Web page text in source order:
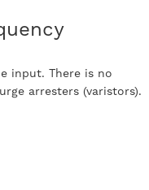
input. There is no
arresters (varistors).